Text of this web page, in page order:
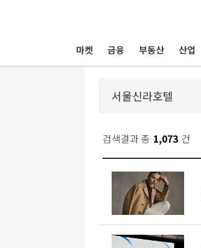
마켓 금융 부동산 산업
검색결과 총 1,073 건